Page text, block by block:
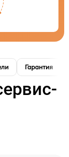
Гарантия